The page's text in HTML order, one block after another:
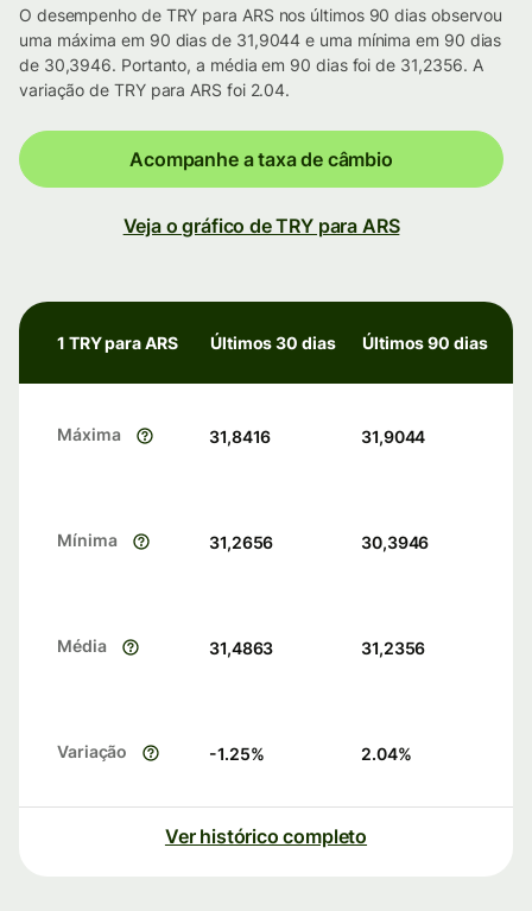
O desempenho de TRY para ARS nos últimos 90 dias observou
uma máxima em 90 dias de 31,9044 e uma mínima em 90 dias
de 30,3946. Portanto, a média em 90 dias foi de 31,2356. A
variação de TRY para ARS foi 2.04.
Acompanhe a taxa de câmbio
Veja o gráfico de TRY para ARS
1 TRY para ARS Últimos 30 dias Últimos 90 dias
Máxima 31,8416 31,9044
Mínima 31,2656 30,3946
Média 31,4863 31,2356
Variação -1.25% 2.04%
Ver histórico completo